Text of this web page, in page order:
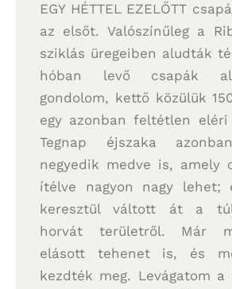
EGY HÉTTEL EZELŐTT
az elsőt. Valószínűleg a
sziklás üregeiben aludták
hóban levő csapák
gondolom, kettő közülük
egy azonban feltétlen
Tegnap éjszaka
negyedik medve is, amely
ítélve nagyon nagy lehet;
keresztül váltott át a
horvát területről. Már
elásott tehenet is, és
kezdték meg. Levágatom a